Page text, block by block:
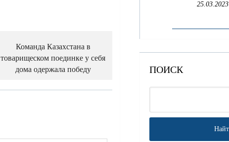
Команда Казахстана в
товарищеском поединке у себя
дома одержала победу
25.03.2023
ПОИСК